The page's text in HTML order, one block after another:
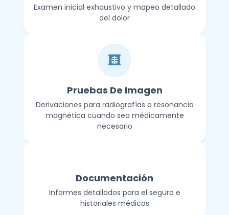
Examen inicial exhaustivo y mapeo detallado
del dolor
Pruebas De Imagen
Derivaciones para radiografías o resonancia
magnética cuando sea médicamente
necesario
Documentación
Informes detallados para el seguro e
historiales médicos